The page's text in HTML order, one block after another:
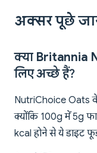
अक्सर पूछे
क्या Britannia
लिए अच्छे हैं?
NutriChoice Oats
क्योंकि 100g में 5g
kcal होने से ये डाइट